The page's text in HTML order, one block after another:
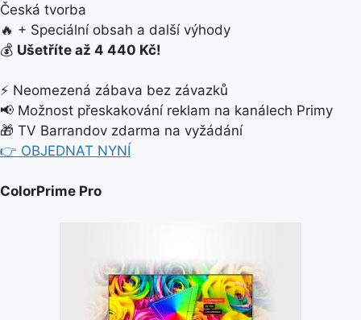
Česká tvorba
🔥 + Speciální obsah a další výhody
💰 Ušetříte až 4 440 Kč!
⚡ Neomezená zábava bez závazků
📢 Možnost přeskakování reklam na kanálech Primy
🎁 TV Barrandov zdarma na vyžádání
👉 OBJEDNAT NYNÍ
ColorPrime Pro